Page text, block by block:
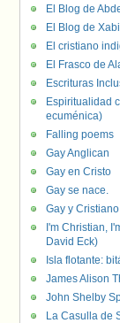
El Blog de
El Blog de
El cristiano
El Frasco de
Escrituras
Espiritualidad
ecuménica)
Falling poems
Gay Anglican
Gay en Cristo
Gay se nace.
Gay y Cristiano
I'm Christian,
David Eck)
Isla flotante:
James Alison
John Shelby
La Casulla de